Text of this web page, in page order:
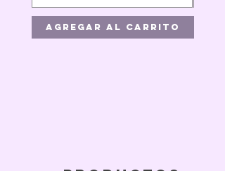
Agregar al carrito